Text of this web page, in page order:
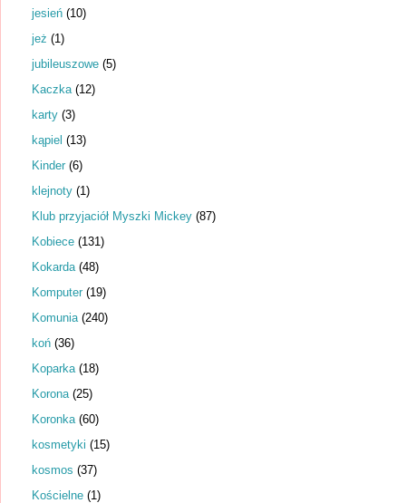
jesień (10)
jeż (1)
jubileuszowe (5)
Kaczka (12)
karty (3)
kąpiel (13)
Kinder (6)
klejnoty (1)
Klub przyjaciół Myszki Mickey (87)
Kobiece (131)
Kokarda (48)
Komputer (19)
Komunia (240)
koń (36)
Koparka (18)
Korona (25)
Koronka (60)
kosmetyki (15)
kosmos (37)
Kościelne (1)